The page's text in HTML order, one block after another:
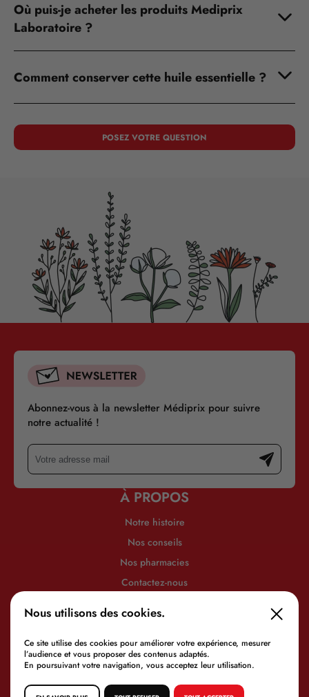
Où puis-je acheter les produits Mediprix
Laboratoire ?
Comment conserver cette huile essentielle ?
POSEZ VOTRE QUESTION
Abonnez-vous à la newsletter Médiprix pour suivre
notre actualité !
À PROPOS
Notre histoire
Nos conseils
Nos pharmacies
Contactez-nous
Politique de confidentialité
Nous utilisons des cookies.
Ce site utilise des cookies pour améliorer votre expérience, mesurer
l’audience et vous proposer des contenus adaptés.
En poursuivant votre navigation, vous acceptez leur utilisation.